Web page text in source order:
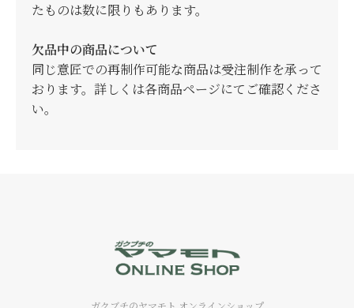
たものは数に限りもあります。
欠品中の商品について
同じ意匠での再制作可能な商品は受注制作を承って
おります。詳しくは各商品ページにてご確認くださ
い。